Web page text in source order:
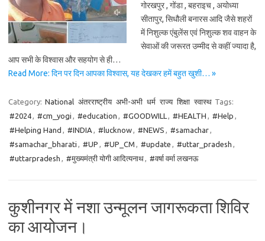
गोरखपुर , गोंडा , बहराइच , अयोध्या
सीतापुर, सिधौली बनारस आदि जैसे शहरों
में निशुल्क एंबुलेंस एवं निशुल्क शव वाहन के
सेवाओं की जरूरत उम्मीद से कहीं ज्यादा है,
आप सभी के विश्वास और सहयोग से ही…
Read More: दिन पर दिन आपका विश्वास, यह देखकर हमें बहुत खुशी… »
Category: National अंतरराष्ट्रीय अभी-अभी धर्म राज्य शिक्षा स्वास्थ Tags:
#2024, #cm_yogi , #education , #GOODWILL , #HEALTH , #Help ,
#Helping Hand , #INDIA , #lucknow, #NEWS , #samachar,
#samachar_bharati , #UP , #UP_CM , #update , #uttar_pradesh ,
#uttarpradesh , #मुख्यमंत्री योगी आदित्यनाथ, #वर्षा वर्मा लखनऊ
कुशीनगर में नशा उन्मूलन जागरूकता शिविर
का आयोजन।